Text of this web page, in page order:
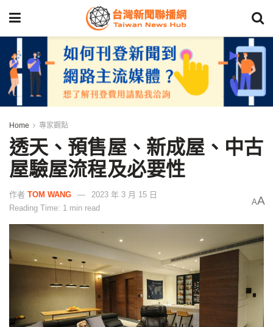
Home 專家觀點
透天、預售屋、新成屋、中古
屋驗屋流程及必要性
作者 TOM WANG
2023 年 3 月 15 日
Reading Time: 1 min read
AA